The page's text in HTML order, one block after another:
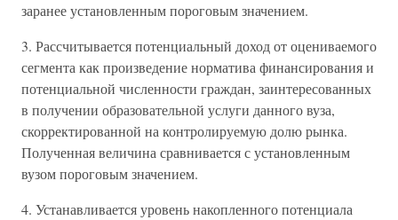
заранее установленным пороговым значением.
3. Рассчитывается потенциальный доход от оцениваемого
сегмента как произведение норматива финансирования и
потенциальной численности граждан, заинтересованных
в получении образовательной услуги данного вуза,
скорректированной на контролируемую долю рынка.
Полученная величина сравнивается с установленным
вузом пороговым значением.
4. Устанавливается уровень накопленного потенциала